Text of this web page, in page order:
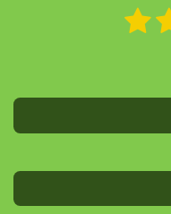
:
e
1
e
r
2
e
r
r